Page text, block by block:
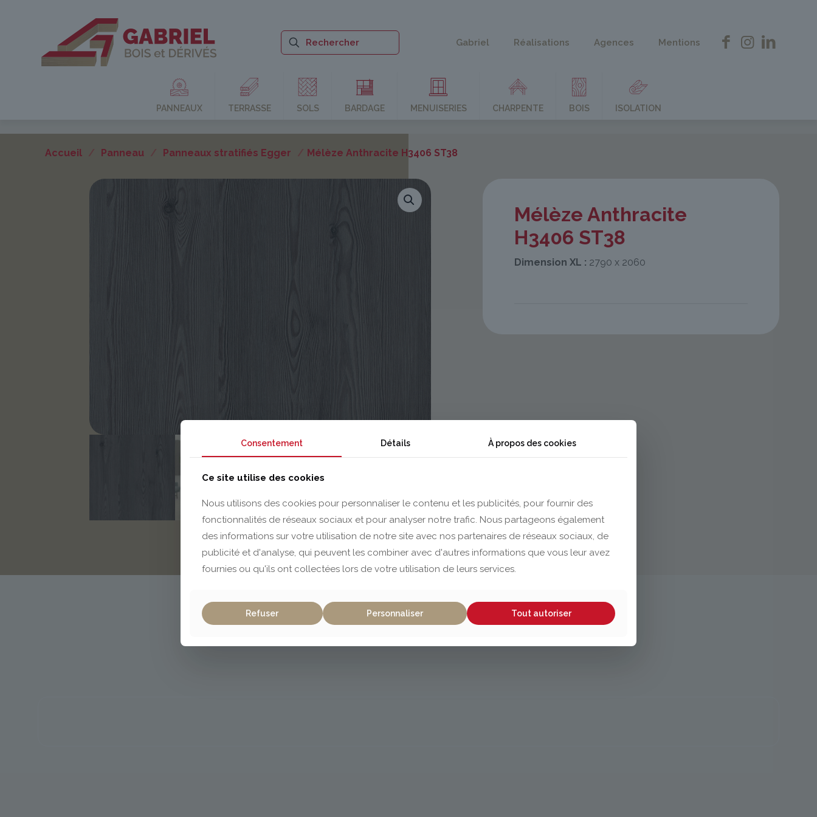
Gabriel Réalisations Agences Mentions
PANNEAUX TERRASSE SOLS BARDAGE MENUISERIES CHARPENTE BOIS ISOLATION
Accueil / Panneau / Panneaux stratifiés Egger / Mélèze Anthracite H3406 ST38
Mélèze Anthracite
H3406 ST38
Dimension XL : 2790 x 2060
Consentement Détails À propos des cookies
Ce site utilise des cookies
Nous utilisons des cookies pour personnaliser le contenu et les publicités, pour fournir des
fonctionnalités de réseaux sociaux et pour analyser notre trafic. Nous partageons également
des informations sur votre utilisation de notre site avec nos partenaires de réseaux sociaux, de
publicité et d'analyse, qui peuvent les combiner avec d'autres informations que vous leur avez
fournies ou qu'ils ont collectées lors de votre utilisation de leurs services.
Refuser Personnaliser Tout autoriser